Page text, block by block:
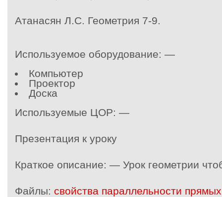
Атанасян Л.С. Геометрия 7-9.
Используемое оборудование: —
Компьютер
Проектор
Доска
Используемые ЦОР: —
Презентация к уроку
Краткое описание: — Урок геометрии
Файлы: свойства параллельности